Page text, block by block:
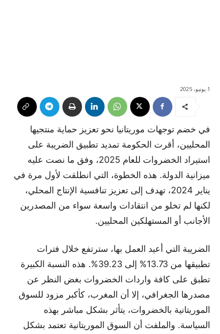
1 يونيو، 2025
في خضم توجهات موريتانيا نحو تعزيز حماية منتجيها
المحليين، أقرت الحكومة تمديد تطبيق الضريبة على
استيراد الخضروات للعام 2025، وفق ما نصت عليه
ميزانية الدولة. هذه الخطوة، التي انطلقت لأول مرة في
يناير 2024، تهدف إلى تعزيز تنافسية الإنتاج المحلي،
لكنها لم تخلو من انتقادات واسعة سواء من المصدرين
الأجانب أو المستهلكين المحليين.
الضريبة التي أعيد العمل بها، سترتفع خلال فترات
تطبيقها من 13.73% إلى 39.23%. هذه النسبة الكبيرة
تطبق على كافة واردات الخضروات بغض النظر عن
مصدرها الجغرافي، إلا أن المغرب، كأكبر مزود للسوق
الموريتانية بالخضروات، يتأثر بشكل مباشر بهذه
السياسة. والملفت أن السوق الموريتانية تعتمد بشكل